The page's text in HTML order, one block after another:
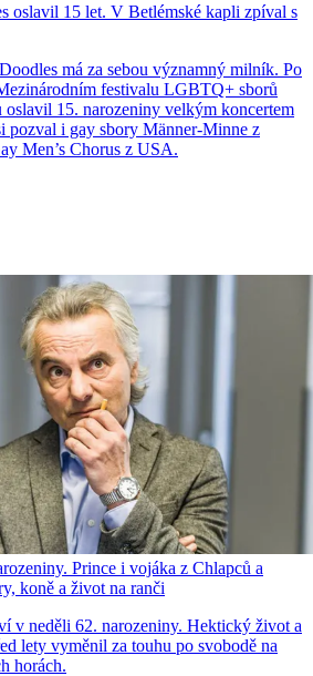
oslavil 15 let. V Betlémské kapli zpíval s
má za sebou významný milník. Po
festivalu LGBTQ+ sborů
oslavil 15. narozeniny velkým koncertem
pozval i gay sbory Männer-Minne z
Men’s Chorus z USA.
Prince i vojáka z Chlapců a
koně a život na ranči
v neděli 62. narozeniny. Hektický život a
lety vyměnil za touhu po svobodě na
horách.